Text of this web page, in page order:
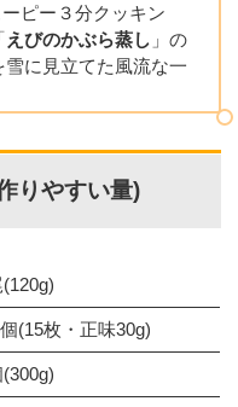
ピー３分クッキン
えびのかぶら蒸し 」の
に見立てた風流な一
りやすい量)
(15枚・正味30g)